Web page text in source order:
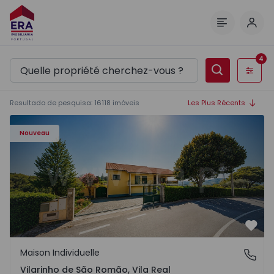
Filtres
4
Resultado de pesquisa: 16118 imóveis Les Plus Récents
Nouveau
Maison Individuelle T3 Sabrosa, Vilarinho de São Romão
Vilarinho de São Romão, Vila Real
Maison Individuelle
Vilarinho de São Romão, Vila Real